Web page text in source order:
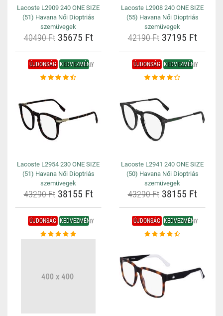
Lacoste L2909 240 ONE SIZE
(51) Havana Női Dioptriás
szemüvegek
40490 Ft35675 Ft
Lacoste L2908 240 ONE SIZE
(55) Havana Női Dioptriás
szemüvegek
42190 Ft37195 Ft
ÚJDONSÁG KEDVEZMÉNY
Lacoste L2954 230 ONE SIZE
(51) Havana Női Dioptriás
szemüvegek
43290 Ft38155 Ft
ÚJDONSÁG KEDVEZMÉNY
Lacoste L2941 240 ONE SIZE
(50) Havana Női Dioptriás
szemüvegek
43290 Ft38155 Ft
ÚJDONSÁG KEDVEZMÉNY ÚJDONSÁG KEDVEZMÉNY